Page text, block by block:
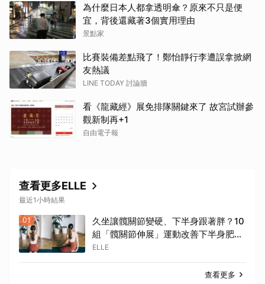
為什麼日本人都拿透明傘？原來不只是便
宜，背後還藏著3個實用理由
景點家
比賽裝備差點飛了！鄭怡靜行李遭誤拿掀網
友熱議
LINE TODAY 討論牆
看《龍藏經》展免排隊關鍵來了 故宮試辦參
觀新制再+1
自由電子報
查看更多ELLE
最近1小時結果
01
久坐讓髖關節變硬、下半身跟著胖？10
組「髖關節伸展」運動改善下半身肥胖
與骨盆歪斜 | ELLE
ELLE
查看更多